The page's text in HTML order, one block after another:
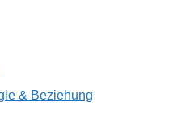
& Beziehung